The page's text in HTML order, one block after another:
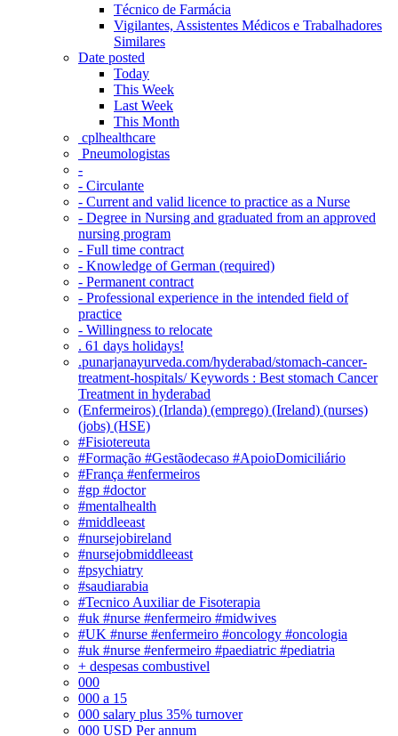
Técnico de Farmácia
Vigilantes, Assistentes Médicos e Trabalhadores
Similares
Date posted
Today
This Week
Last Week
This Month
‎ cplhealthcare‬
Pneumologistas
-
- Circulante
- Current and valid licence to practice as a Nurse
- Degree in Nursing and graduated from an approved
nursing program
- Full time contract
- Knowledge of German (required)
- Permanent contract
- Professional experience in the intended field of
practice
- Willingness to relocate
. 61 days holidays!
.punarjanayurveda.com/hyderabad/stomach-cancer-
treatment-hospitals/ Keywords : Best stomach Cancer
Treatment in hyderabad
(Enfermeiros) (Irlanda) (emprego) (Ireland) (nurses)
(jobs) (HSE)
#Fisiotereuta
#Formação #Gestãodecaso #ApoioDomiciliário
#França #enfermeiros
#gp #doctor
#mentalhealth
#middleeast
#nursejobireland
#nursejobmiddleeast
#psychiatry
#saudiarabia
#Tecnico Auxiliar de Fisoterapia
#uk #nurse #enfermeiro #midwives
#UK #nurse #enfermeiro #oncology #oncologia
#uk #nurse #enfermeiro #paediatric #pediatria
+ despesas combustivel
000
000 a 15
000 salary plus 35% turnover
000 USD Per annum